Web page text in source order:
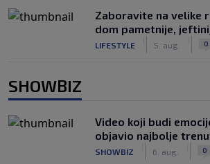
Zaboravite na velike
dom pametnije,
LIFESTYLE 5. aug. 0
SHOWBIZ
Video koji budi
objavio najbolje
SHOWBIZ 6. aug. 0